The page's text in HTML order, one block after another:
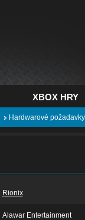
XBOX HRY
Hardwarové požadavky
Rionix
Alawar Entertainment